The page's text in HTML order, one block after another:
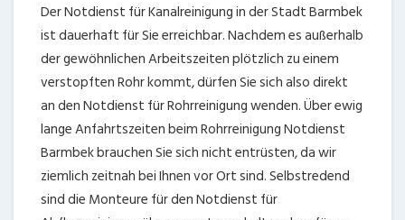
Der Notdienst für Kanalreinigung in der Stadt Barmbek
ist dauerhaft für Sie erreichbar. Nachdem es außerhalb
der gewöhnlichen Arbeitszeiten plötzlich zu einem
verstopften Rohr kommt, dürfen Sie sich also direkt
an den Notdienst für Rohrreinigung wenden. Über ewig
lange Anfahrtszeiten beim Rohrreinigung Notdienst
Barmbek brauchen Sie sich nicht entrüsten, da wir
ziemlich zeitnah bei Ihnen vor Ort sind. Selbstredend
sind die Monteure für den Notdienst für